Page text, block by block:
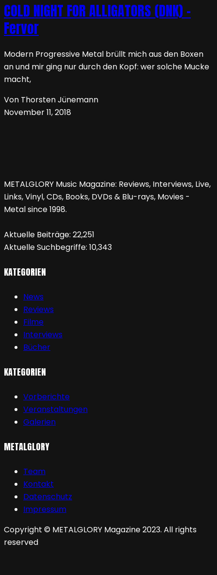
COLD NIGHT FOR ALLIGATORS (DNK) –
Fervor
Modern Progressive Metal brüllt mich aus den Boxen
an und mir ging nur durch den Kopf: wer solche Mucke
macht,
Von Thorsten Jünemann
November 11, 2018
METALGLORY Music Magazine: Reviews, Interviews, Live,
Links, Vinyl, CDs, Books, DVDs & Blu-rays, Movies -
Metal since 1998.
Aktuelle Beiträge: 22,251
Aktuelle Suchbegriffe: 10,343
KATEGORIEN
News
Reviews
Filme
Interviews
Bücher
KATEGORIEN
Vorberichte
Veranstaltungen
Galerien
METALGLORY
Team
Kontakt
Datenschutz
Impressum
Copyright © METALGLORY Magazine 2023. All rights
reserved